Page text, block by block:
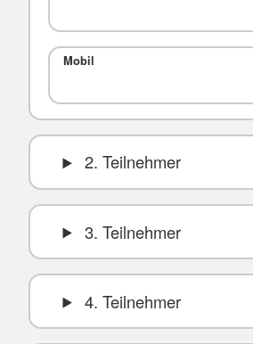
Mobil
2. Teilnehmer
3. Teilnehmer
4. Teilnehmer